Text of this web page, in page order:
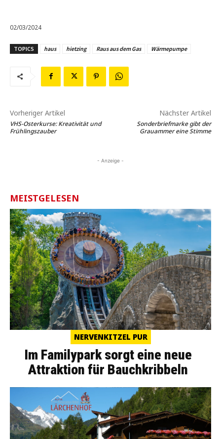
02/03/2024
TOPICS haus hietzing Raus aus dem Gas Wärmepumpe
Vorheriger Artikel
VHS-Osterkurse: Kreativität und
Frühlingszauber
Nächster Artikel
Sonderbriefmarke gibt der
Grauammer eine Stimme
- Anzeige -
MEISTGELESEN
NERVENKITZEL PUR
Im Familypark sorgt eine neue
Attraktion für Bauchkribbeln